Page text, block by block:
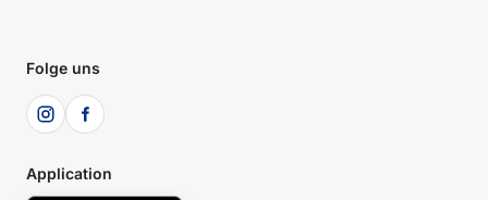
Folge uns
Application